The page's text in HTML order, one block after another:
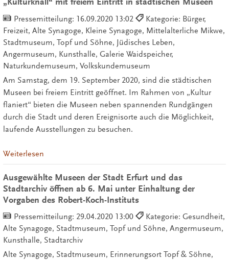
Pressemitteilung: 16.09.2020 13:02
Kategorie: Bürger,
Freizeit, Alte Synagoge, Kleine Synagoge, Mittelalterliche Mikwe,
Stadtmuseum, Topf und Söhne, Jüdisches Leben,
Angermuseum, Kunsthalle, Galerie Waidspeicher,
Naturkundemuseum, Volkskundemuseum
Am Samstag, dem 19. September 2020, sind die städtischen
Museen bei freiem Eintritt geöffnet. Im Rahmen von „Kultur
flaniert“ bieten die Museen neben spannenden Rundgängen
durch die Stadt und deren Ereignisorte auch die Möglichkeit,
laufende Ausstellungen zu besuchen.
Weiterlesen
Ausgewählte Museen der Stadt Erfurt und das
Stadtarchiv öffnen ab 6. Mai unter Einhaltung der
Vorgaben des Robert-Koch-Instituts
Pressemitteilung: 29.04.2020 13:00
Kategorie: Gesundheit,
Alte Synagoge, Stadtmuseum, Topf und Söhne, Angermuseum,
Kunsthalle, Stadtarchiv
Alte Synagoge, Stadtmuseum, Erinnerungsort Topf & Söhne,